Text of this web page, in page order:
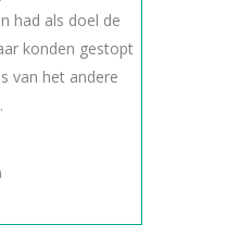
had als doel de
konden gestopt
van het andere